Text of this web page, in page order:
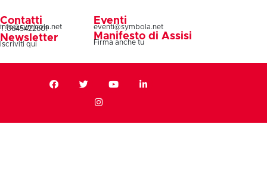
Contatti
info@symbola.net
T.0645422601
Newsletter
Iscriviti qui
Eventi
eventi@symbola.net
Manifesto di Assisi
Firma anche tu